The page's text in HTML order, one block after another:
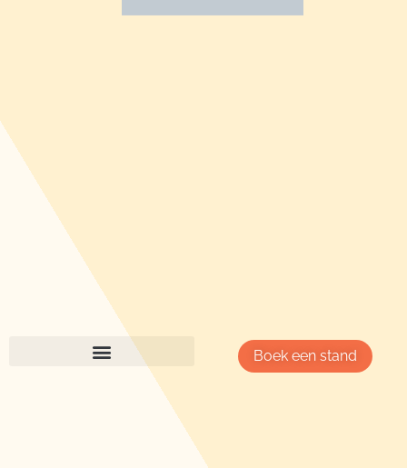
Boek een stand